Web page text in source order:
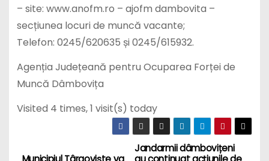
– site: www.anofm.ro – ajofm dambovita –
secțiunea locuri de muncă vacante;
Telefon: 0245/620635 și 0245/615932.
Agenția Județeană pentru Ocuparea Forței de
Muncă Dâmbovița
Visited 4 times, 1 visit(s) today
N
Jandarmii dâmbovițeni